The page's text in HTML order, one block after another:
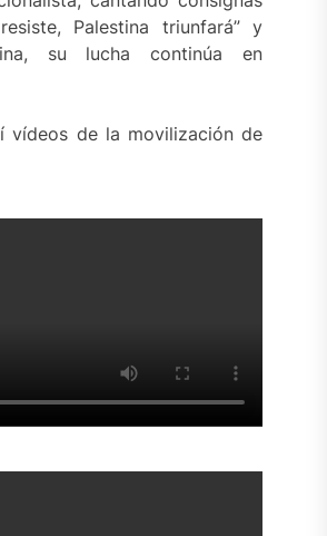
Palestina triunfará” y
su lucha continúa en
vídeos de la movilización de